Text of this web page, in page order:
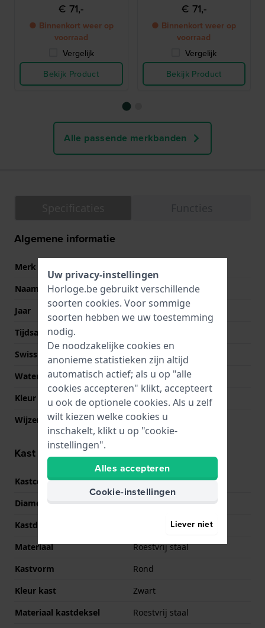
€ 71,-
● Binnenkort weer op
voorraad
Vergelijk
Bekijk Product
€ 71,-
● Binnenkort weer op
voorraad
Vergelijk
Bekijk Product
Alle passende merkbanden
Algemene informatie
Merk
Naam
Iconic
Jaar
2024 Herfst/Winter
Tijdsaanduiding
Swiss Made
Waterdichtheid
3 Bar (handen wassen)
Kleur Wijzerplaat
Groen
Wijzer kleuren (u,m,s)
Zwart, Zwart
Kast informatie
Kastcode
CK.35.4.34.0444
Diameter
40 mm
Kastdikte
Materiaal
Roestvrij staal
Kastvorm
Rond
Kleur kast
Zwart
Materiaal kastdeksel
Roestvrij staal
Uw privacy-instellingen
Horloge.be gebruikt verschillende
soorten cookies. Voor sommige
soorten hebben we uw toestemming
nodig.
De noodzakelijke cookies en
anonieme statistieken zijn altijd
automatisch actief; als u op "alle
cookies accepteren" klikt, accepteert
u ook de optionele cookies. Als u zelf
wilt kiezen welke cookies u
inschakelt, klikt u op "cookie-
instellingen".
Alles accepteren
Cookie-instellingen
Liever niet